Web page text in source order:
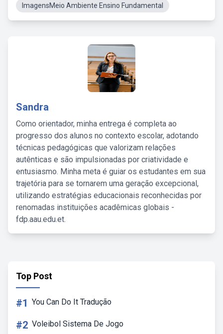
ImagensMeio Ambiente Ensino Fundamental
Sandra
Como orientador, minha entrega é completa ao
progresso dos alunos no contexto escolar, adotando
técnicas pedagógicas que valorizam relações
autênticas e são impulsionadas por criatividade e
entusiasmo. Minha meta é guiar os estudantes em sua
trajetória para se tornarem uma geração excepcional,
utilizando estratégias educacionais reconhecidas por
renomadas instituições acadêmicas globais -
fdp.aau.edu.et.
Top Post
#1 You Can Do It Tradução
#2 Voleibol Sistema De Jogo